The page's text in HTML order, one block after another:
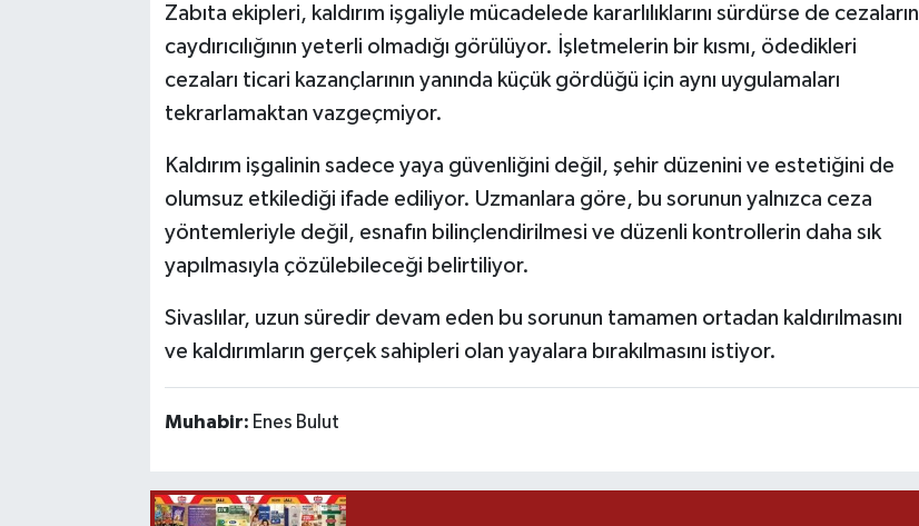
Zabıta ekipleri, kaldırım işgaliyle mücadelede kararlılıklarını sürdürse de cezaların
caydırıcılığının yeterli olmadığı görülüyor. İşletmelerin bir kısmı, ödedikleri
cezaları ticari kazançlarının yanında küçük gördüğü için aynı uygulamaları
tekrarlamaktan vazgeçmiyor.
Kaldırım işgalinin sadece yaya güvenliğini değil, şehir düzenini ve estetiğini de
olumsuz etkilediği ifade ediliyor. Uzmanlara göre, bu sorunun yalnızca ceza
yöntemleriyle değil, esnafın bilinçlendirilmesi ve düzenli kontrollerin daha sık
yapılmasıyla çözülebileceği belirtiliyor.
Sivaslılar, uzun süredir devam eden bu sorunun tamamen ortadan kaldırılmasını
ve kaldırımların gerçek sahipleri olan yayalara bırakılmasını istiyor.
Muhabir: Enes Bulut